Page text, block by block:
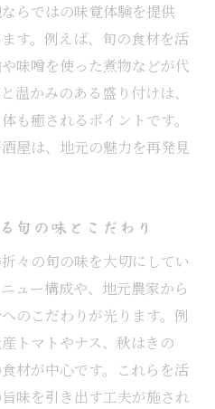
らではの味覚体験を提供
す。例えば、旬の食材を活
味噌を使った煮物などが代
温かみのある盛り付けは、
も癒されるポイントです。
屋は、地元の魅力を再発見
旬の味とこだわり
々の旬の味を大切にしてい
ュー構成や、地元農家から
のこだわりが光ります。例
トマトやナス、秋はきの
材が中心です。これらを活
味を引き出す工夫が施され